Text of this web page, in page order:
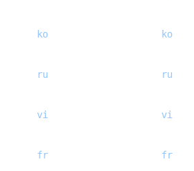
ko
ko
ru
ru
vi
vi
fr
fr